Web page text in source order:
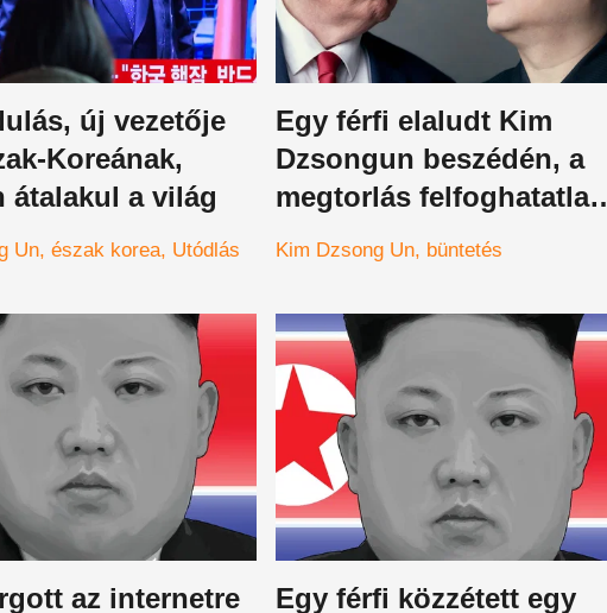
új vezetője
Koreának,
átalakul a világ
Un észak korea Utódlás
Egy férfi elaludt Kim
Dzsongun beszédén, a
megtorlás felfoghatatlan
volt
Kim Dzsong Un büntetés
az internetre
Egy férfi közzétett egy